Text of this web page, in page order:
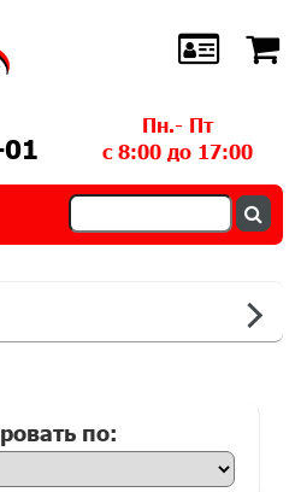
Пн.- Пт
с 8:00 до 17:00
по: